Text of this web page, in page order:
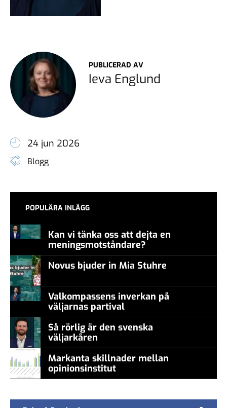
PUBLICERAD AV
Ieva Englund
24 jun 2026
Blogg
POPULÄRA INLÄGG
Kan vi tänka oss att dejta en
meningsmotståndare?
Novus bjuder in Mia Stuhre
Valkompassens inverkan på
väljarnas partival
Så rörlig är den svenska
väljarkåren
Markanta skillnader mellan
opinionsinstitut